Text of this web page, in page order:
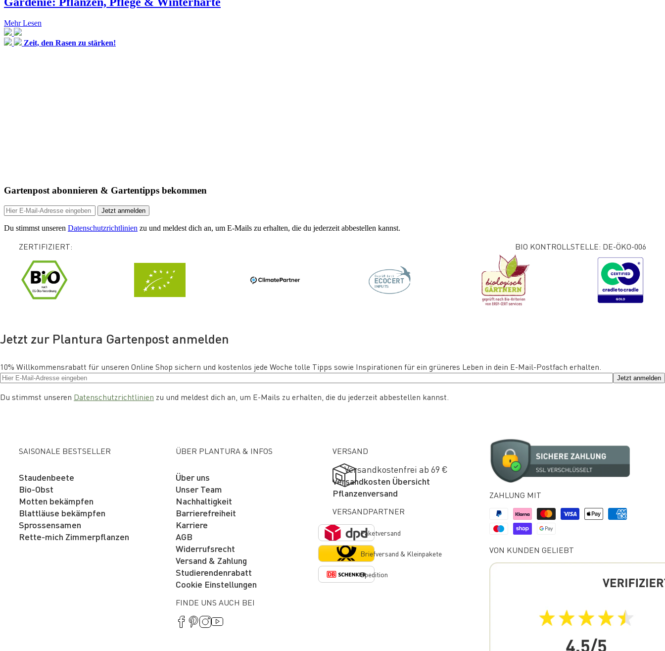
Mehr Lesen
Zeit, den Rasen zu stärken!
Gartenpost abonnieren & Gartentipps bekommen
Jetzt anmelden
Du stimmst unseren Datenschutzrichtlinien zu und meldest dich an, um E-Mails zu erhalten, die du jederzeit abbestellen kannst.
ZERTIFIZIERT: BIO KONTROLLSTELLE: DE-ÖKO-006
Jetzt zur Plantura Gartenpost anmelden
10% Willkommensrabatt für unseren Online Shop sichern und kostenlos jede Woche tolle Tipps sowie Inspirationen für ein grüneres Leben in dein E-Mail-Postfach erhalten.
Jetzt anmelden
Du stimmst unseren Datenschutzrichtlinien zu und meldest dich an, um E-Mails zu erhalten, die du jederzeit abbestellen kannst.
SAISONALE BESTSELLER
Staudenbeete
Bio-Obst
Motten bekämpfen
Blattläuse bekämpfen
Sprossensamen
Rette-mich Zimmerpflanzen
ÜBER PLANTURA & INFOS
Über uns
Unser Team
Nachhaltigkeit
Barrierefreiheit
Karriere
AGB
Widerrufsrecht
Versand & Zahlung
Studierendenrabatt
Cookie Einstellungen
FINDE UNS AUCH BEI
VERSAND
Versandkostenfrei ab 69 €
Versandkosten Übersicht
Pflanzenversand
VERSANDPARTNER
Paketversand
Briefversand & Kleinpakete
Spedition
ZAHLUNG MIT
VON KUNDEN GELIEBT